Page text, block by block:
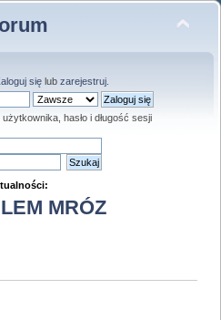
sięlub zarejestruj.
hasło i długość sesji
MRÓZ